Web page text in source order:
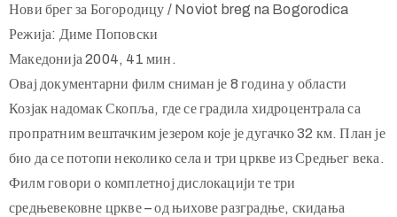
Нови брег за Богородицу / Noviot breg na Bogorodica
Режија: Диме Поповски
Македонија 2004, 41 мин.
Овај документарни филм сниман је 8 година у области
Козјак надомак Скопља, где се градила хидроцентрала са
пропратним вештачким језером које је дугачко 32 км. План је
био да се потопи неколико села и три цркве из Средњег века.
Филм говори о комплетној дислокацији те три
средњевековне цркве – од њихове разградње, скидања